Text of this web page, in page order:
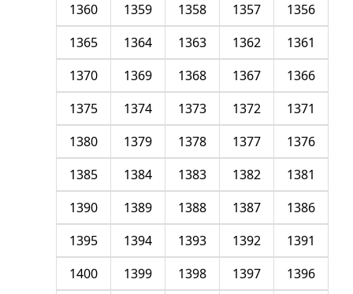
1356
1357
1358
1359
1360
1361
1362
1363
1364
1365
1366
1367
1368
1369
1370
1371
1372
1373
1374
1375
1376
1377
1378
1379
1380
1381
1382
1383
1384
1385
1386
1387
1388
1389
1390
1391
1392
1393
1394
1395
1396
1397
1398
1399
1400